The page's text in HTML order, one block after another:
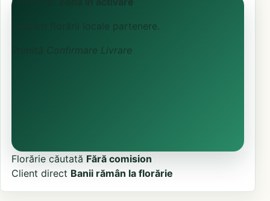
Căutăm florării locale partenere.
Confirmare Livrare
Florărie căutată Fără comision
Client direct Banii rămân la florărie